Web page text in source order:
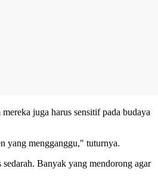
juga harus sensitif pada budaya
yang mengganggu," tuturnya.
Banyak yang mendorong agar